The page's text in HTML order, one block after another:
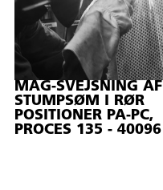
MAG-SVEJSNING AF
STUMPSØM I RØR
POSITIONER PA-PC,
PROCES 135 - 40096